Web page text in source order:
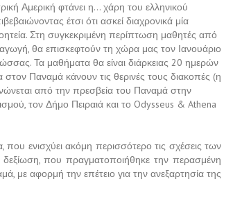
Αμερική φτάνει η… χάρη του ελληνικού
έτσι ότι ασκεί διαχρονικά μία
Στη συγκεκριμένη περίπτωση μαθητές από
θα επισκεφτούν τη χώρα μας τον Ιανουάριο
Τα μαθήματα θα είναι διάρκειας 20 ημερών
Παναμά κάνουν τις θερινές τους διακοπές (η
από την πρεσβεία του Παναμά στην
τον Δήμο Πειραιά και το Odysseus & Athena
ενισχύει ακόμη περισσότερο τις σχέσεις των
που πραγματοποιήθηκε την περασμένη
με αφορμή την επέτειο για την ανεξαρτησία της